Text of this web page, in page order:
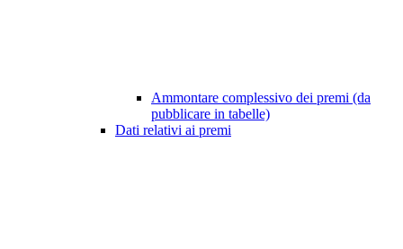
Ammontare complessivo dei premi (da
pubblicare in tabelle)
Dati relativi ai premi